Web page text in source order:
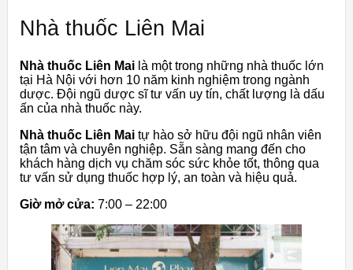
Nhà thuốc Liên Mai
Nhà thuốc Liên Mai là một trong những nhà thuốc lớn
tại Hà Nội với hơn 10 năm kinh nghiệm trong ngành
dược. Đội ngũ dược sĩ tư vấn uy tín, chất lượng là dấu
ấn của nhà thuốc này.
Nhà thuốc Liên Mai tự hào sở hữu đội ngũ nhân viên
tận tâm và chuyên nghiệp. Sẵn sàng mang đến cho
khách hàng dịch vụ chăm sóc sức khỏe tốt, thông qua
tư vấn sử dụng thuốc hợp lý, an toàn và hiệu quả.
Giờ mở cửa: 7:00 – 22:00